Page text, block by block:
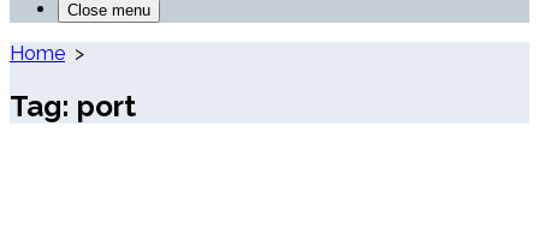
Close menu
Home >
Tag: port